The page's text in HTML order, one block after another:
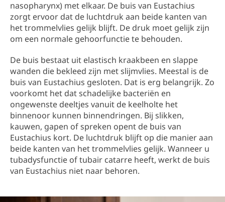
nasopharynx) met elkaar. De buis van Eustachius
zorgt ervoor dat de luchtdruk aan beide kanten van
het trommelvlies gelijk blijft. De druk moet gelijk zijn
om een normale gehoorfunctie te behouden.
De buis bestaat uit elastisch kraakbeen en slappe
wanden die bekleed zijn met slijmvlies. Meestal is de
buis van Eustachius gesloten. Dat is erg belangrijk. Zo
voorkomt het dat schadelijke bacteriën en
ongewenste deeltjes vanuit de keelholte het
binnenoor kunnen binnendringen. Bij slikken,
kauwen, gapen of spreken opent de buis van
Eustachius kort. De luchtdruk blijft op die manier aan
beide kanten van het trommelvlies gelijk. Wanneer u
tubadysfunctie of tubair catarre heeft, werkt de buis
van Eustachius niet naar behoren.